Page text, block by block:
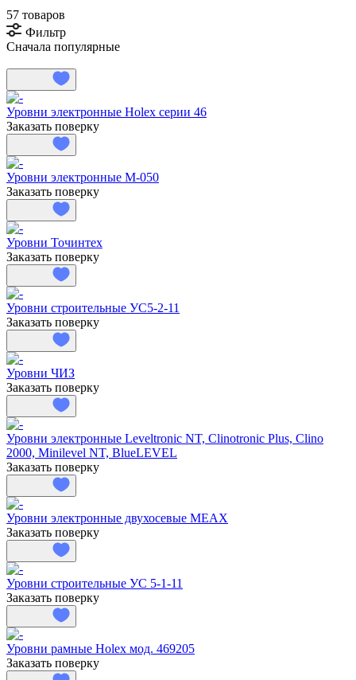
57 товаров
Фильтр
Сначала популярные
Уровни электронные Holex серии 46
Заказать поверку
Уровни электронные М-050
Заказать поверку
Уровни Точинтех
Заказать поверку
Уровни строительные УС5-2-11
Заказать поверку
Уровни ЧИЗ
Заказать поверку
Уровни электронные Leveltronic NT, Clinotronic Plus, Clino
2000, Minilevel NT, BlueLEVEL
Заказать поверку
Уровни электронные двухосевые MEAX
Заказать поверку
Уровни строительные УС 5-1-11
Заказать поверку
Уровни рамные Holex мод. 469205
Заказать поверку